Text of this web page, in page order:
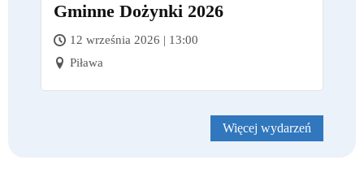
Gminne Dożynki 2026
12 września 2026 | 13:00
Piława
Więcej wydarzeń